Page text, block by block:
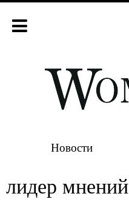
Новости
лидер мнений